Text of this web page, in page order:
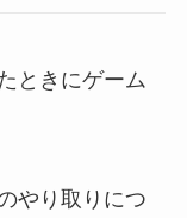
ときにゲーム
やり取りにつ